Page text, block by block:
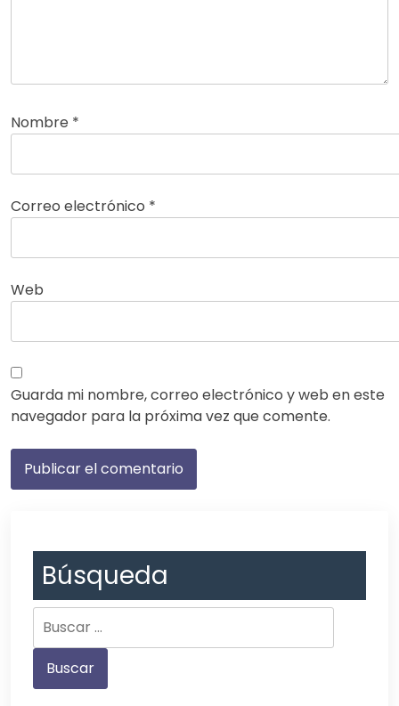
Nombre *
Correo electrónico *
Web
Guarda mi nombre, correo electrónico y web en este
navegador para la próxima vez que comente.
Búsqueda